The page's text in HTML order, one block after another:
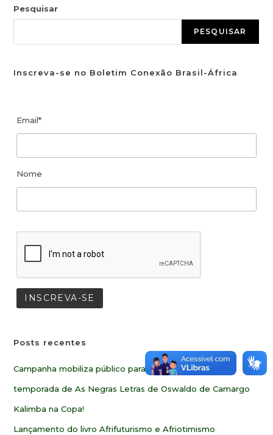
Pesquisar
PESQUISAR
Inscreva-se no Boletim Conexão Brasil-África
Email*
Nome
Posts recentes
Campanha mobiliza público para ampliar alcance da 2ª
temporada de As Negras Letras de Oswaldo de Camargo
Kalimba na Copa!
Lançamento do livro Afrifuturismo e Afriotimismo